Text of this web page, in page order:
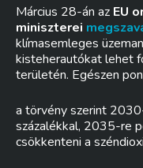
Március 28-án az EU
miniszterei
klímasemleges
kisteherautókat lehet
területén. Egészen
a törvény szerint
százalékkal, 2035-re
csökkenteni a